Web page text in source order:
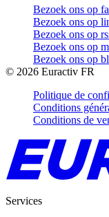
Bezoek ons op
Bezoek ons op
Bezoek ons op
Bezoek ons op
Bezoek ons op
© 2026 Euractiv FR
Politique de
Conditions
Conditions de
Services